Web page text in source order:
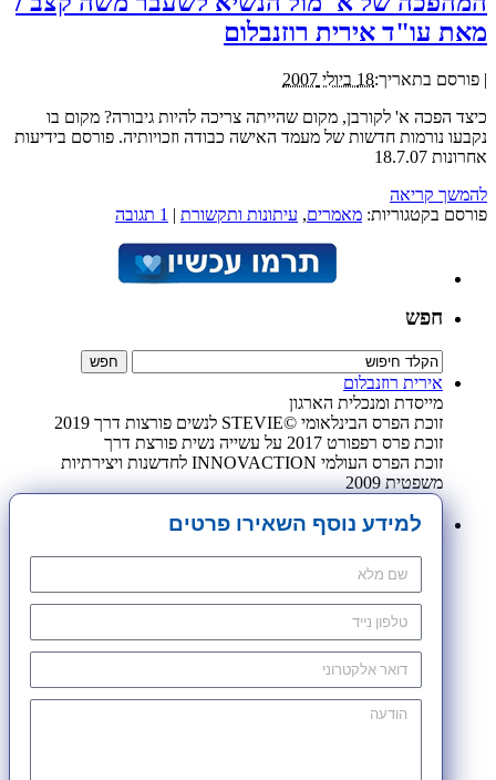
מאת עו"ד אירית רוזנבלום
| פורסם בתאריך:18 ביולי 2007
כיצד הפכה א' לקורבן, מקום שהייתה צריכה להיות גיבורה? מקום בו
נקבעו נורמות חדשות של מעמד האישה כבודה וזכויותיה. פורסם בידיעות
אחרונות 18.7.07
להמשך קריאה
פורסם בקטגוריות: מאמרים, עיתונות ותקשורת | 1 תגובה
חפש
אירית רוזנבלום
מייסדת ומנכלית הארגון
זוכת הפרס הבינלאומי ©STEVIE לנשים פורצות דרך 2019
זוכת פרס רפפורט 2017 על עשייה נשית פורצת דרך
זוכת הפרס העולמי INNOVACTION לחדשנות ויצירתיות
משפטית 2009
למידע נוסף השאירו פרטים